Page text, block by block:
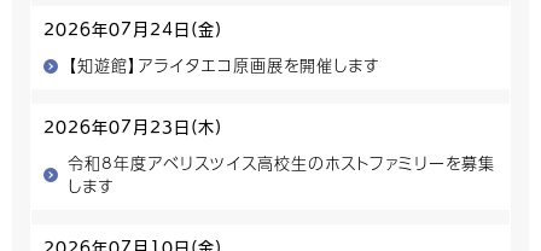
2026年07月24日(金)
【知遊館】アライタエコ原画展を開催します
2026年07月23日(木)
令和8年度アベリスツイス高校生のホストファミリーを募集
します